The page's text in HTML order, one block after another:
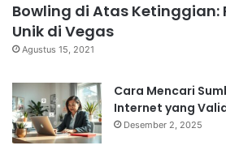
Bowling di Atas
Unik di Vegas
Agustus 15, 2021
Cara Mencari
Internet yang
Desember 2, 2025